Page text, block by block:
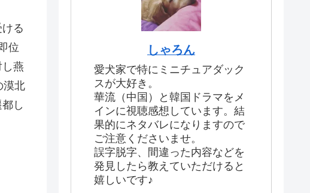
る
位
燕
漠北
し
しゃろん
愛犬家で特にミニチュアダック
スが大好き。
華流（中国）と韓国ドラマをメ
インに視聴感想しています。結
果的にネタバレになりますので
ご注意くださいませ。
誤字脱字、間違った内容などを
発見したら教えていただけると
嬉しいです♪